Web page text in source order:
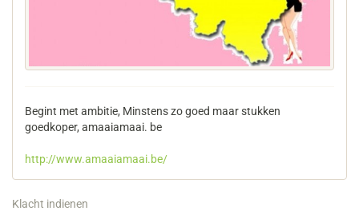
Begint met ambitie, Minstens zo goed maar stukken
goedkoper, amaaiamaai. be
http://www.amaaiamaai.be/
Klacht indienen